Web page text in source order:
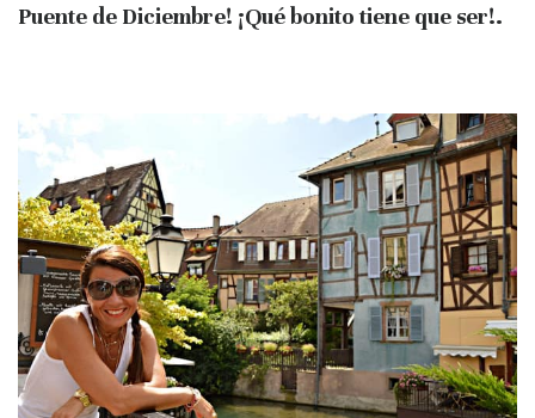
Puente de Diciembre! ¡Qué bonito tiene que ser!.